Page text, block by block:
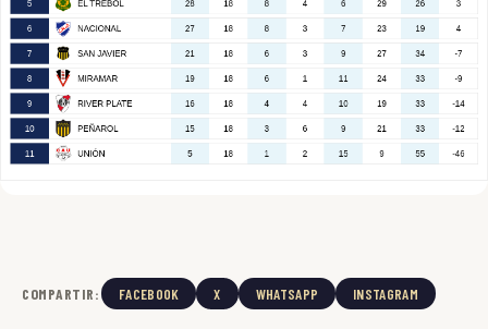
COMPARTIR: FACEBOOK X WHATSAPP INSTAGRAM